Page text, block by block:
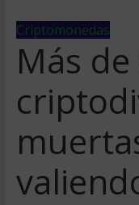
Criptomonedas
Más